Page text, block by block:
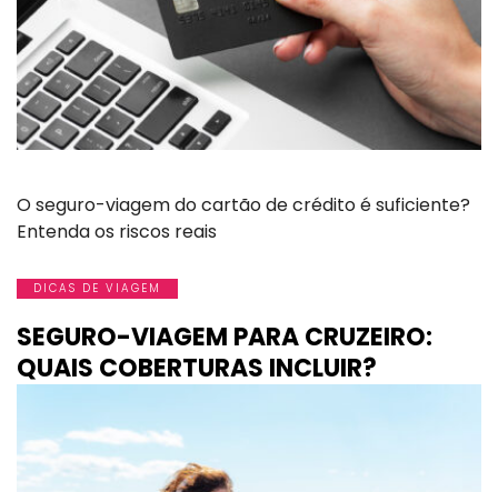
O seguro-viagem do cartão de crédito é suficiente?
Entenda os riscos reais
DICAS DE VIAGEM
SEGURO-VIAGEM PARA CRUZEIRO:
QUAIS COBERTURAS INCLUIR?